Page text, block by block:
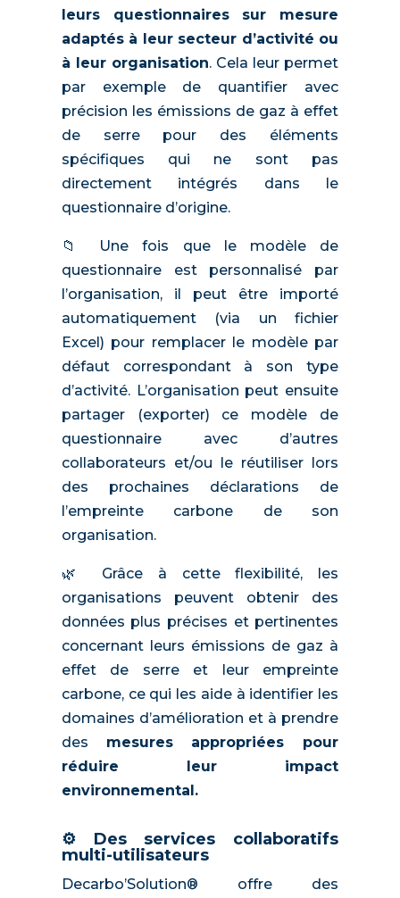
leurs questionnaires sur mesure
adaptés à leur secteur d’activité ou
à leur organisation. Cela leur permet
par exemple de quantifier avec
précision les émissions de gaz à effet
de serre pour des éléments
spécifiques qui ne sont pas
directement intégrés dans le
questionnaire d’origine.
📁 Une fois que le modèle de
questionnaire est personnalisé par
l’organisation, il peut être importé
automatiquement (via un fichier
Excel) pour remplacer le modèle par
défaut correspondant à son type
d’activité. L’organisation peut ensuite
partager (exporter) ce modèle de
questionnaire avec d’autres
collaborateurs et/ou le réutiliser lors
des prochaines déclarations de
l’empreinte carbone de son
organisation.
🌿 Grâce à cette flexibilité, les
organisations peuvent obtenir des
données plus précises et pertinentes
concernant leurs émissions de gaz à
effet de serre et leur empreinte
carbone, ce qui les aide à identifier les
domaines d’amélioration et à prendre
des mesures appropriées pour
réduire leur impact
environnemental.
⚙️ Des services collaboratifs
multi-utilisateurs
Decarbo’Solution® offre des